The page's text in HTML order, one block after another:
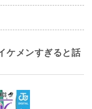
ケメンすぎると話